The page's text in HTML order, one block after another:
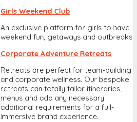
Girls Weekend Club
An exclusive platform for girls to have
weekend fun, getaways and outbreaks
Corporate Adventure Retreats
Retreats are perfect for team-building
and corporate wellness. Our bespoke
retreats can totally tailor itineraries,
menus and add any necessary
additional requirements for a full-
immersive brand experience.